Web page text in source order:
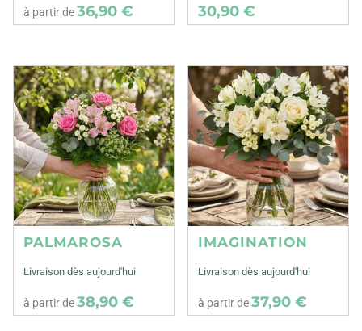
à partir de36,90 € 30,90 €
PALMAROSA
Livraison dès aujourd'hui
à partir de38,90 €
IMAGINATION
Livraison dès aujourd'hui
à partir de37,90 €